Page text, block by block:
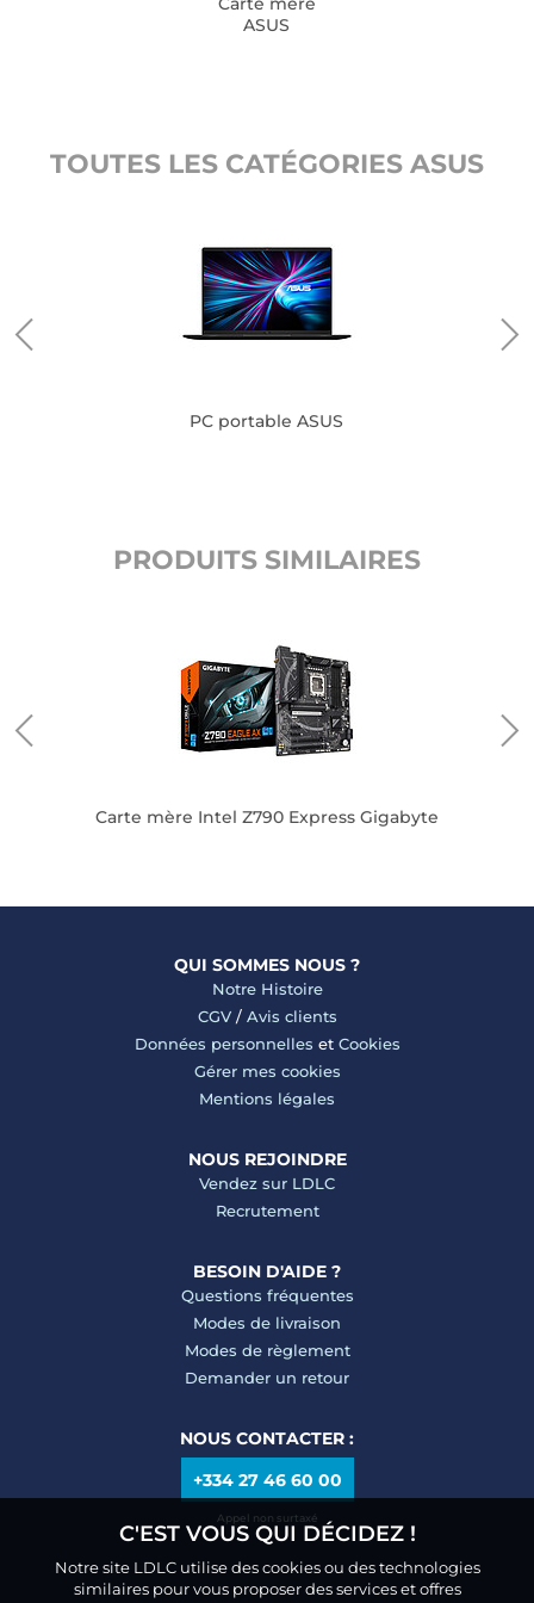
ASUS
TOUTES LES CATÉGORIES ASUS
PC portable ASUS
PRODUITS SIMILAIRES
Carte mère Intel Z790 Express Gigabyte
QUI SOMMES NOUS ?
Notre Histoire
CGV/ Avis clients
Données personnelles et Cookies
Gérer mes cookies
Mentions légales
NOUS REJOINDRE
Vendez sur LDLC
Recrutement
BESOIN D'AIDE ?
Questions fréquentes
Modes de livraison
Modes de règlement
Demander un retour
NOUS CONTACTER :
+334 27 46 60 00
Appel non surtaxé
C'EST VOUS QUI DÉCIDEZ !
Notre site LDLC utilise des cookies ou des technologies
similaires pour vous proposer des services et offres